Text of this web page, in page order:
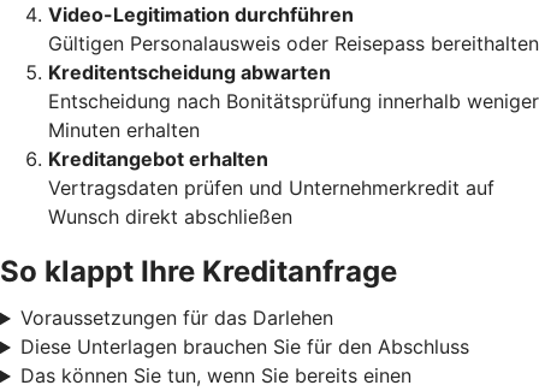
Video-Legitimation durchführen
Gültigen Personalausweis oder Reisepass bereithalten
Kreditentscheidung abwarten
Entscheidung nach Bonitätsprüfung innerhalb weniger
Minuten erhalten
Kreditangebot erhalten
Vertragsdaten prüfen und Unternehmerkredit auf
Wunsch direkt abschließen
So klappt Ihre Kreditanfrage
Voraussetzungen für das Darlehen
Diese Unterlagen brauchen Sie für den Abschluss
Das können Sie tun, wenn Sie bereits einen